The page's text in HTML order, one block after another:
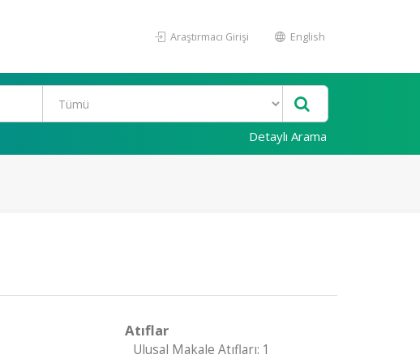
Araştırmacı Girişi English
Detaylı Arama
Atıflar
Ulusal Makale Atıfları: 1